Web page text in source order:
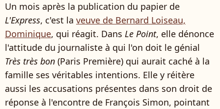
Un mois après la publication du papier de
L'Express, c'est la veuve de Bernard Loiseau,
Dominique, qui réagit. Dans Le Point, elle dénonce
l'attitude du journaliste à qui l'on doit le génial
Très très bon (Paris Première) qui aurait caché à la
famille ses véritables intentions. Elle y réitère
aussi les accusations présentes dans son droit de
réponse à l'encontre de François Simon, pointant